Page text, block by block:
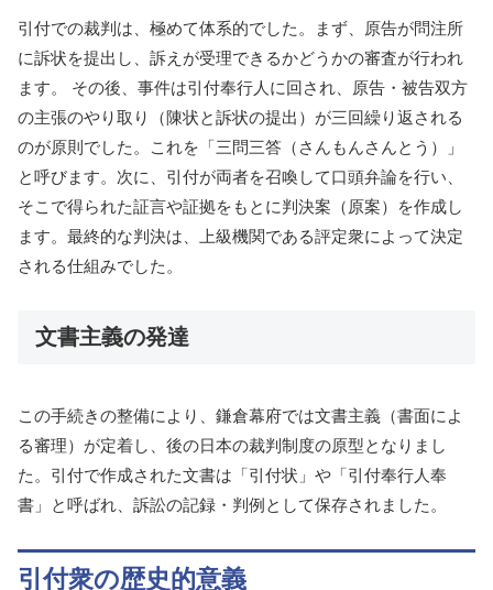
引付での裁判は、極めて体系的でした。まず、原告が問注所
に訴状を提出し、訴えが受理できるかどうかの審査が行われ
ます。 その後、事件は引付奉行人に回され、原告・被告双方
の主張のやり取り（陳状と訴状の提出）が三回繰り返される
のが原則でした。これを「三問三答（さんもんさんとう）」
と呼びます。次に、引付が両者を召喚して口頭弁論を行い、
そこで得られた証言や証拠をもとに判決案（原案）を作成し
ます。最終的な判決は、上級機関である評定衆によって決定
される仕組みでした。
文書主義の発達
この手続きの整備により、鎌倉幕府では文書主義（書面によ
る審理）が定着し、後の日本の裁判制度の原型となりまし
た。引付で作成された文書は「引付状」や「引付奉行人奉
書」と呼ばれ、訴訟の記録・判例として保存されました。
引付衆の歴史的意義